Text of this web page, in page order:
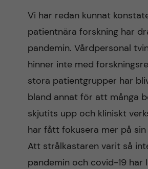
Vi har redan kunnat
patientnära forskning har
pandemin. Vårdpersonal
hinner inte med
stora patientgrupper har
bland annat för att många
skjutits upp och kliniskt
har fått fokusera mer på
Att strålkastaren varit så
pandemin och covid-19 har